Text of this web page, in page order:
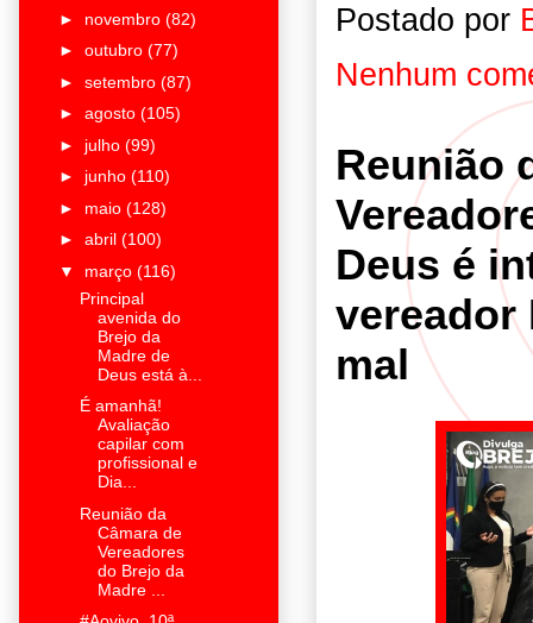
Postado por
Nenhum
Reunião
Deus é
vereador
mal
► novembro (82)
► outubro (77)
► setembro (87)
► agosto (105)
► julho (99)
► junho (110)
► maio (128)
► abril (100)
▼ março (116)
Principal
avenida do
Brejo da
Madre de
Deus está à...
É amanhã!
Avaliação
capilar com
profissional e
Dia...
Reunião da
Câmara de
Vereadores
do Brejo da
Madre ...